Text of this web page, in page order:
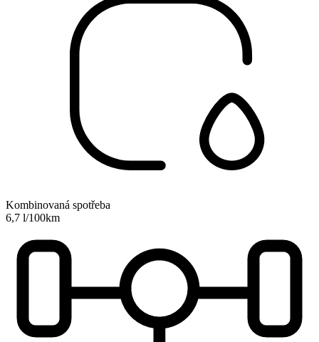
Kombinovaná spotřeba
6,7 l/100km